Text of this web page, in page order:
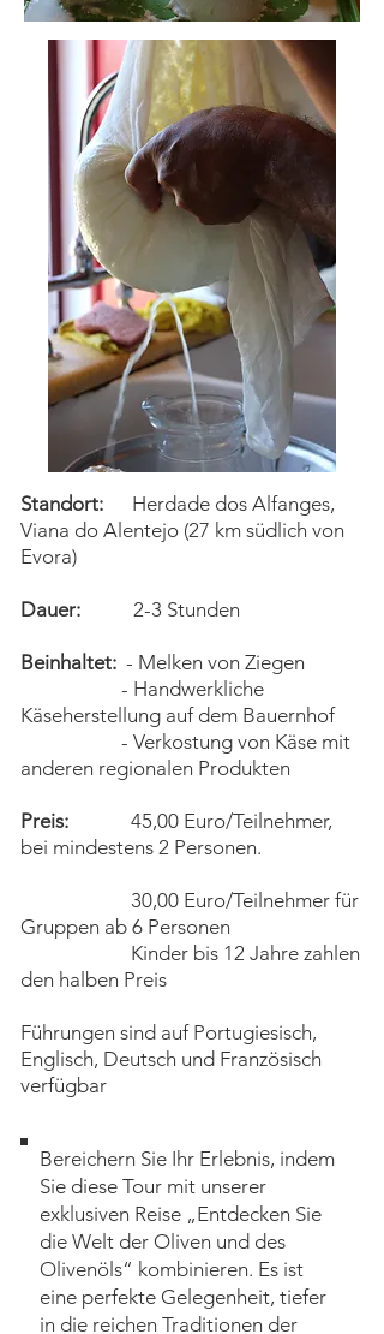
Standort: Herdade dos Alfanges,
Viana do Alentejo (27 km südlich von
Evora)
Dauer: 2-3 Stunden
Beinhaltet: - Melken von Ziegen
- Handwerkliche
Käseherstellung auf dem Bauernhof
- Verkostung von Käse mit
anderen regionalen Produkten
Preis: 45,00 Euro/Teilnehmer,
bei mindestens 2 Personen.
30,00 Euro/Teilnehmer für
Gruppen ab 6 Personen
Kinder bis 12 Jahre zahlen
den halben Preis
Führungen sind auf Portugiesisch,
Englisch, Deutsch und Französisch
verfügbar
Bereichern Sie Ihr Erlebnis, indem
Sie diese Tour mit unserer
exklusiven Reise „Entdecken Sie
die Welt der Oliven und des
Olivenöls“ kombinieren. Es ist
eine perfekte Gelegenheit, tiefer
in die reichen Traditionen der